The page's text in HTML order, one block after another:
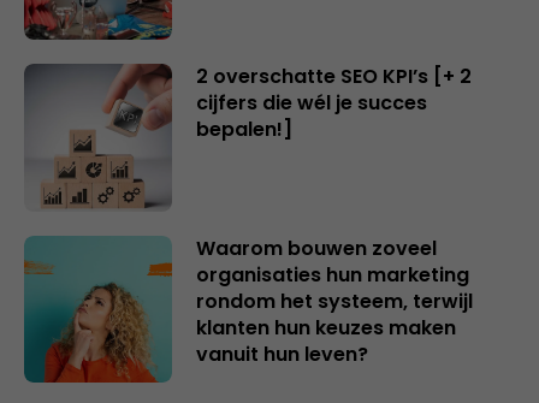
2 overschatte SEO KPI’s [+ 2
cijfers die wél je succes
bepalen!]
Waarom bouwen zoveel
organisaties hun marketing
rondom het systeem, terwijl
klanten hun keuzes maken
vanuit hun leven?